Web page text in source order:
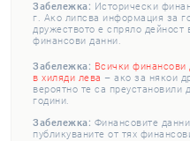
Забележка: Исторически
г. Ако липсва информация за
дружеството е спряло дейност
финансови данни.
Забележка: Всички финансови
в хиляди лева – ако за някои
вероятно те са преустановили
години.
Забележка: Финансовите
публикуваните от тях